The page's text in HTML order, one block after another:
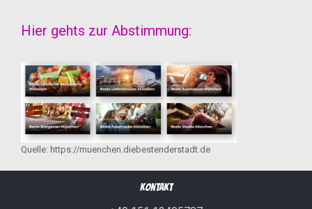
Hier gehts zur Abstimmung:
Quelle: https://muenchen.diebestenderstadt.de
Kontakt